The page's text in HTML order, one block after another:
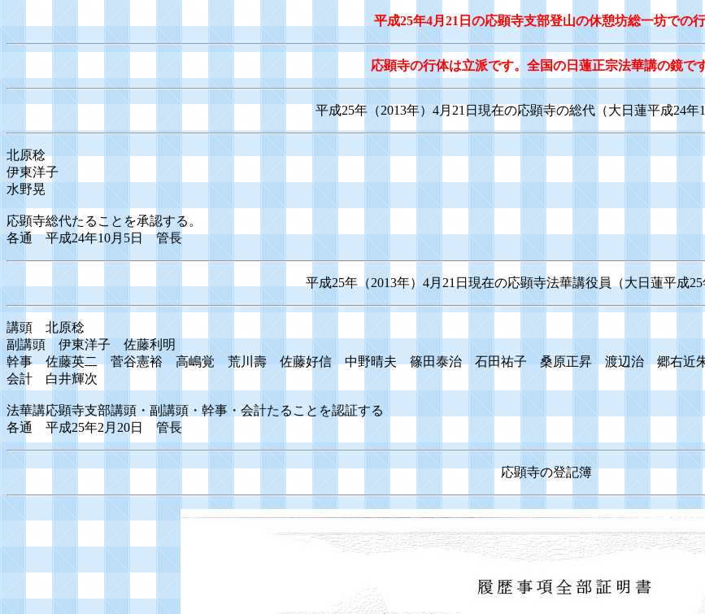
平成25年4月21日の応顕寺支部登山の休憩坊総一坊での
応顕寺の行体は立派です。全国の日蓮正宗法華講の鏡です
平成25年（2013年）4月21日現在の応顕寺の総代（大日蓮平成24年
北原稔
伊東洋子
水野晃
応顕寺総代たることを承認する。
各通 平成24年10月5日 管長
平成25年（2013年）4月21日現在の応顕寺法華講役員（大日蓮平成25
講頭 北原稔
副講頭 伊東洋子 佐藤利明
幹事 佐藤英二 菅谷憲裕 高嶋覚 荒川壽 佐藤好信 中野晴夫 篠田泰治 石田祐子 桑原正昇 渡辺治 郷右近
会計 白井輝次
法華講応顕寺支部講頭・副講頭・幹事・会計たることを認証する
各通 平成25年2月20日 管長
応顕寺の登記簿